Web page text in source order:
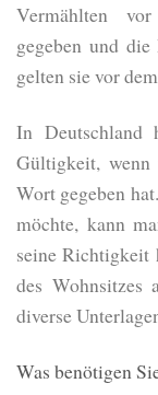
Vermählten
gegeben und
gelten sie vor
In Deutschland
Gültigkeit, wenn
Wort gegeben
möchte, kann
seine Richtigkeit
des Wohnsitzes
diverse
Was benötigen